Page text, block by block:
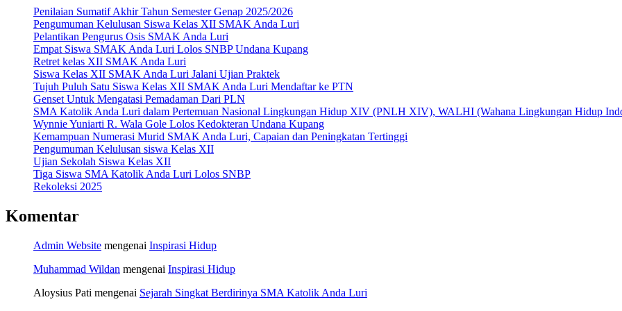
Penilaian Sumatif Akhir Tahun Semester Genap 2025/2026
Pengumuman Kelulusan Siswa Kelas XII SMAK Anda Luri
Pelantikan Pengurus Osis SMAK Anda Luri
Empat Siswa SMAK Anda Luri Lolos SNBP Undana Kupang
Retret kelas XII SMAK Anda Luri
Siswa Kelas XII SMAK Anda Luri Jalani Ujian Praktek
Tujuh Puluh Satu Siswa Kelas XII SMAK Anda Luri Mendaftar ke PTN
Genset Untuk Mengatasi Pemadaman Dari PLN
SMA Katolik Anda Luri dalam Pertemuan Nasional Lingkungan Hidup XIV (PNLH XIV), WALHI (Wahana Lingkungan Hidup
Wynnie Yuniarti R. Wala Gole Lolos Kedokteran Undana Kupang
Kemampuan Numerasi Murid SMAK Anda Luri, Capaian dan Peningkatan Tertinggi
Pengumuman Kelulusan siswa Kelas XII
Ujian Sekolah Siswa Kelas XII
Tiga Siswa SMA Katolik Anda Luri Lolos SNBP
Rekoleksi 2025
Komentar
Admin Website mengenai Inspirasi Hidup
Muhammad Wildan mengenai Inspirasi Hidup
Aloysius Pati mengenai Sejarah Singkat Berdirinya SMA Katolik Anda Luri